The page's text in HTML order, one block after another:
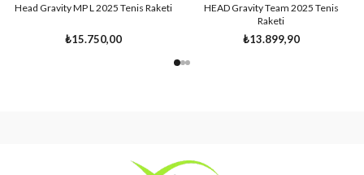
Head Gravity MP L 2025 Tenis Raketi
₺15.750,00
HEAD Gravity Team 2025 Tenis
Raketi
₺13.899,90